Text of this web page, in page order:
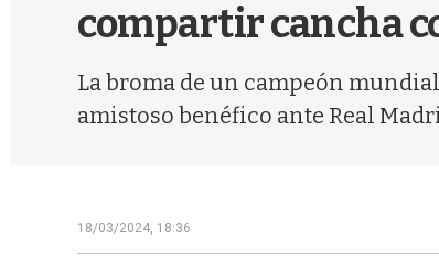
compartir cancha
La broma de un campeón
amistoso benéfico ante Real
18/03/2024, 18:36